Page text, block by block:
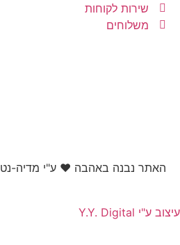
שירות לקוחות
משלוחים
האתר נבנה באהבה ❤ ע"י מדיה-נט​
עיצוב ע"י Y.Y. Digital